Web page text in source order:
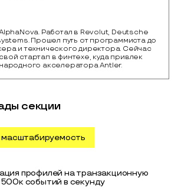
Работал в Revolut, Deutsche
Прошел путь от программиста до
и технического директора. Сейчас
стартап в финтехе, куда привлек
акселератора Antler.
секции
масштабируемость
профилей на транзакционную
500к событий в секунду